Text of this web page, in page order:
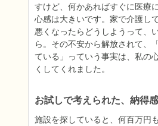
すけど、何かあればすぐに医療
心感は大きいです。家で介護し
悪くなったらどうしようって、
ら。その不安から解放されて、
ている」っていう事実は、私の
くしてくれました。
お試しで考えられた、納得
施設を探していると、何百万円